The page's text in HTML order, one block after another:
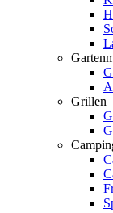
Grillen